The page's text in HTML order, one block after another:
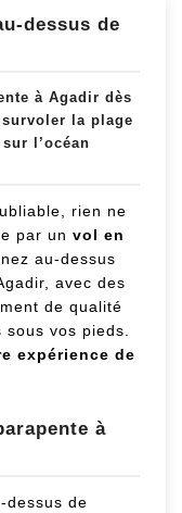
dessus de
à Agadir dès
la plage
l’océan
rien ne
par un vol en
au-dessus
avec des
de qualité
vos pieds.
expérience de
à
dessus de